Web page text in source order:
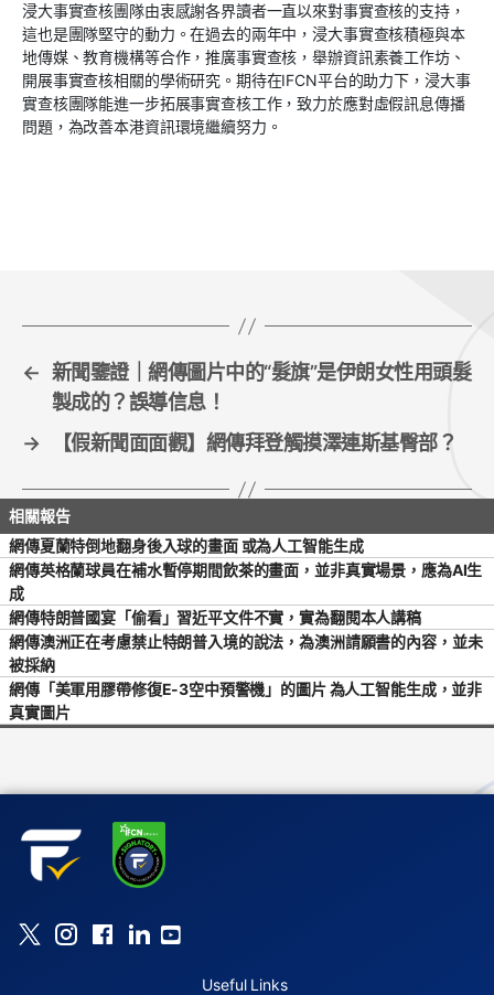
浸大事實查核團隊由衷感謝各界讀者一直以來對事實查核的支持，
這也是團隊堅守的動力。在過去的兩年中，浸大事實查核積極與本
地傳媒、教育機構等合作，推廣事實查核，舉辦資訊素養工作坊、
開展事實查核相關的學術研究。期待在IFCN平台的助力下，浸大事
實查核團隊能進一步拓展事實查核工作，致力於應對虛假訊息傳播
問題，為改善本港資訊環境繼續努力。
← 新聞鑒證｜網傳圖片中的“髮旗”是伊朗女性用頭髮
製成的？誤導信息！
→
【假新聞面面觀】網傳拜登觸摸澤連斯基臀部？
網傳夏蘭特倒地翻身後入球的畫面 或為人工智能生成
網傳英格蘭球員在補水暫停期間飲茶的畫面，並非真實場景，應為AI生
成
網傳特朗普國宴「偷看」習近平文件不實，實為翻閱本人講稿
網傳澳洲正在考慮禁止特朗普入境的說法，為澳洲請願書的內容，並未
被採納
網傳「美軍用膠帶修復E-3空中預警機」的圖片 為人工智能生成，並非
真實圖片
Useful Links